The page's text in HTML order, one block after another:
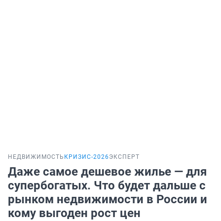
НЕДВИЖИМОСТЬ КРИЗИС-2026ЭКСПЕРТ
Даже самое дешевое жилье — для
супербогатых. Что будет дальше с
рынком недвижимости в России и
кому выгоден рост цен